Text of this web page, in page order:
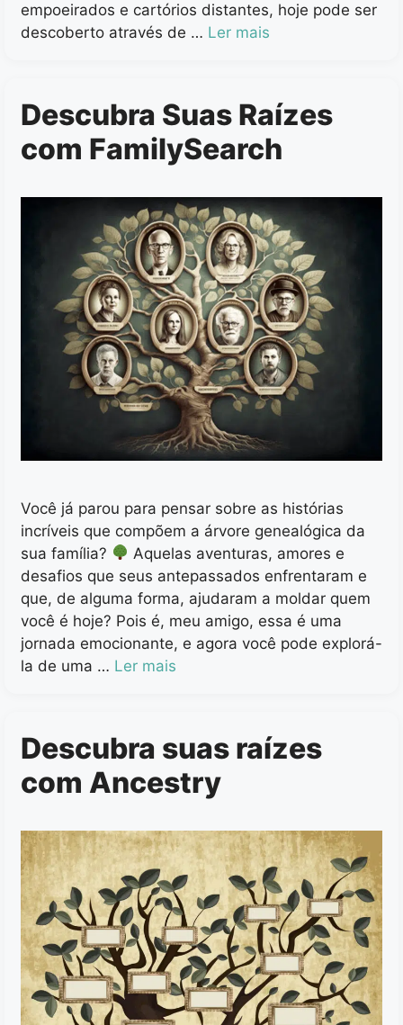
empoeirados e cartórios distantes, hoje pode ser
descoberto através de … Ler mais
Descubra Suas Raízes
com FamilySearch
Você já parou para pensar sobre as histórias
incríveis que compõem a árvore genealógica da
sua família?
Aquelas aventuras, amores e
desafios que seus antepassados enfrentaram e
que, de alguma forma, ajudaram a moldar quem
você é hoje? Pois é, meu amigo, essa é uma
jornada emocionante, e agora você pode explorá-
la de uma … Ler mais
Descubra suas raízes
com Ancestry